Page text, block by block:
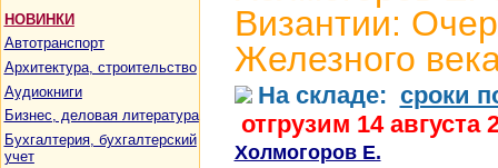
НОВИНКИ
Автотранспорт
Архитектура, строительство
Аудиокниги
Бизнес, деловая литература
Бухгалтерия, бухгалтерский
учет
Византии:
Железного
На складе: сроки
отгрузим 14 августа
Холмогоров Е.